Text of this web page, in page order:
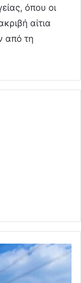
όπου οι
αίτια
από τη